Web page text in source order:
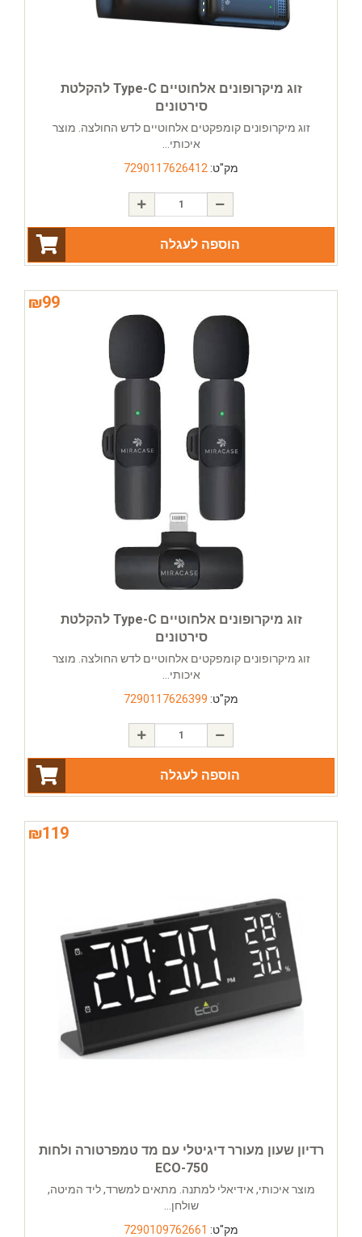
זוג מיקרופונים אלחוטיים Type-C להקלטת
סירטונים
זוג מיקרופונים קומפקטים אלחוטיים לדש החולצה. מוצר
איכותי...
מק"ט: 7290117626412
הוספה לעגלה
₪99
זוג מיקרופונים אלחוטיים Type-C להקלטת
סירטונים
זוג מיקרופונים קומפקטים אלחוטיים לדש החולצה. מוצר
איכותי...
מק"ט: 7290117626399
הוספה לעגלה
₪119
רדיון שעון מעורר דיגיטלי עם מד טמפרטורה ולחות
ECO-750
מוצר איכותי, אידיאלי למתנה. מתאים למשרד, ליד המיטה,
שולחן...
מק"ט: 7290109762661